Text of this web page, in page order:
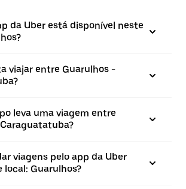
da Uber está disponível neste
viajar entre Guarulhos -
leva uma viagem entre
viagens pelo app da Uber
local: Guarulhos?